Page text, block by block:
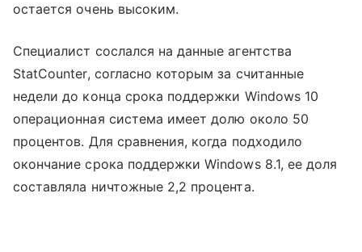
остается очень высоким.
Специалист сослался на данные агентства
StatCounter, согласно которым за считанные
недели до конца срока поддержки Windows 10
операционная система имеет долю около 50
процентов. Для сравнения, когда подходило
окончание срока поддержки Windows 8.1, ее доля
составляла ничтожные 2,2 процента.